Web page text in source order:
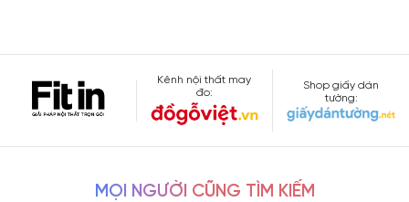
Kênh nội thất may
đo:
Shop giấy dán
tường:
MỌI NGƯỜI CŨNG TÌM KIẾM